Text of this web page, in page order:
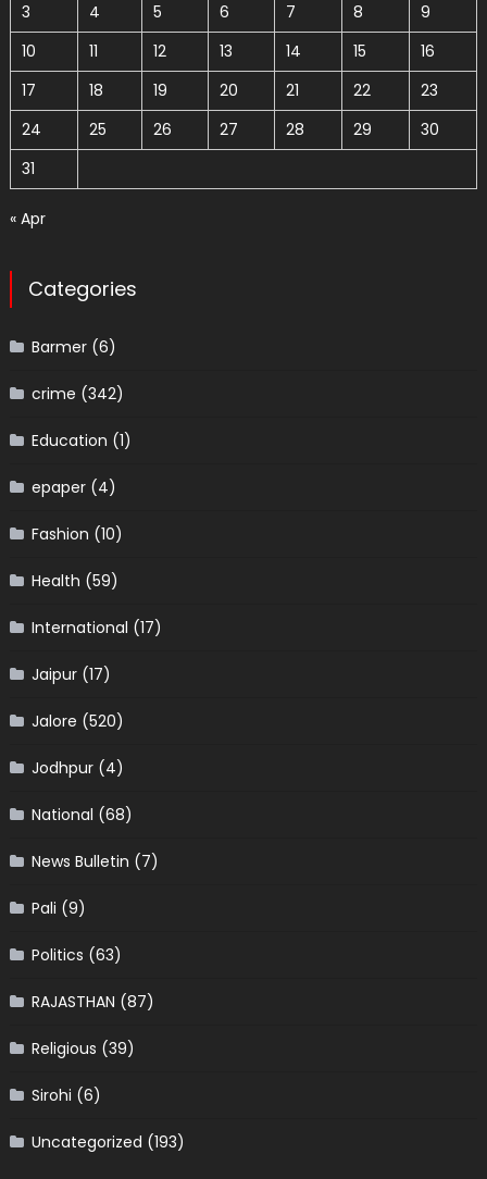
3
4 5 6 7 8
9
10
11 12 13 14 15
16
17
18 19 20 21 22
23
24
25 26 27 28 29
30
31
« Apr
Categories
Barmer(6)
crime (342)
Education (1)
epaper(4)
Fashion (10)
Health (59)
International (17)
Jaipur(17)
Jalore (520)
Jodhpur(4)
National (68)
News Bulletin (7)
Pali (9)
Politics (63)
RAJASTHAN (87)
Religious (39)
Sirohi (6)
Uncategorized (193)